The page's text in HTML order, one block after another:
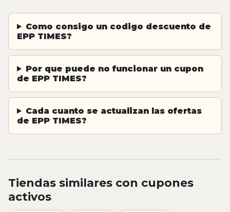
Como consigo un codigo descuento de
EPP TIMES?
Por que puede no funcionar un cupon
de EPP TIMES?
Cada cuanto se actualizan las ofertas
de EPP TIMES?
Tiendas similares con cupones
activos